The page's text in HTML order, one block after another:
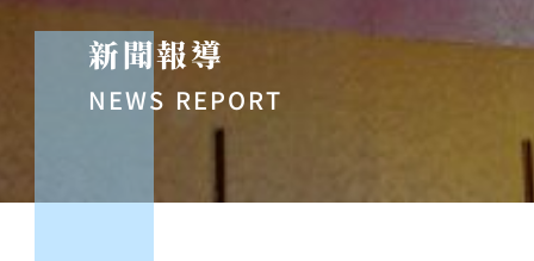
新聞報導
NEWS REPORT